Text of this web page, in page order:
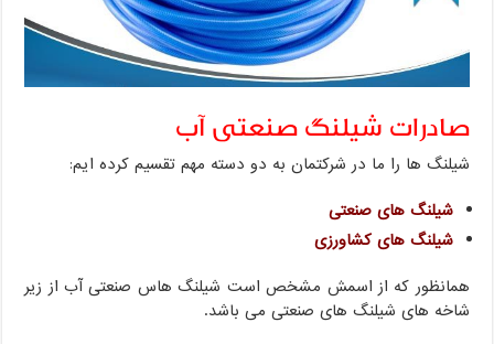
صادرات شیلنگ صنعتی آب
شیلنگ ها را ما در شرکتمان به دو دسته مهم تقسیم کرده ایم:
شیلنگ های صنعتی
شیلنگ های کشاورزی
همانظور که از اسمش مشخص است شیلنگ هاس صنعتی آب از زیر
شاخه های شیلنگ های صنعتی می باشد.